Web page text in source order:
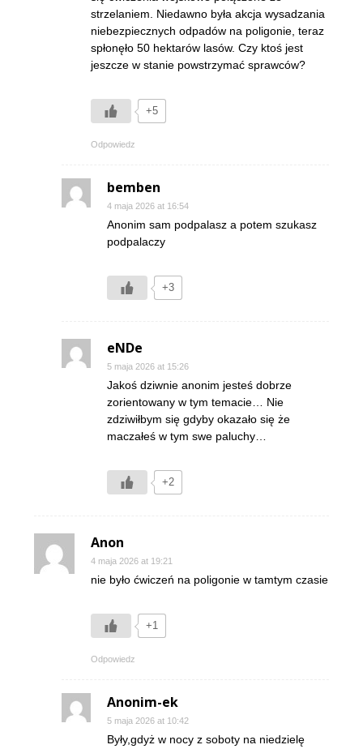
strzelaniem. Niedawno była akcja wysadzania
niebezpiecznych odpadów na poligonie, teraz
spłonęło 50 hektarów lasów. Czy ktoś jest
jeszcze w stanie powstrzymać sprawców?
+5
Odpowiedz
bemben
4 maja 2026 at 16:54
Anonim sam podpalasz a potem szukasz
podpalaczy
+3
eNDe
5 maja 2026 at 15:26
Jakoś dziwnie anonim jesteś dobrze
zorientowany w tym temacie… Nie
zdziwiłbym się gdyby okazało się że
maczałeś w tym swe paluchy…
+2
Anon
4 maja 2026 at 19:21
nie było ćwiczeń na poligonie w tamtym czasie
+1
Odpowiedz
Anonim-ek
5 maja 2026 at 10:42
Były,gdyż w nocy z soboty na niedzielę